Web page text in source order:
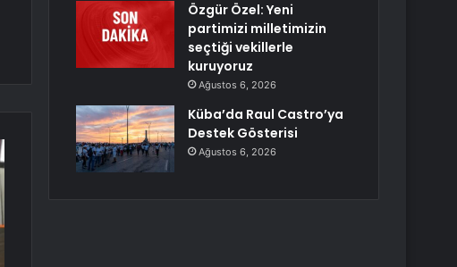
Özgür Özel: Yeni
partimizi milletimizin
seçtiği vekillerle
kuruyoruz
Ağustos 6, 2026
Küba’da Raul Castro’ya
Destek Gösterisi
Ağustos 6, 2026